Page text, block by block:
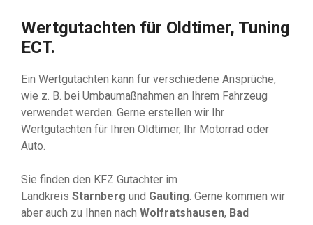
Wertgutachten für Oldtimer, Tuning
ECT.
Ein Wertgutachten kann für verschiedene Ansprüche,
wie z. B. bei Umbaumaßnahmen an Ihrem Fahrzeug
verwendet werden. Gerne erstellen wir Ihr
Wertgutachten für Ihren Oldtimer, Ihr Motorrad oder
Auto.
Sie finden den KFZ Gutachter im
Landkreis Starnberg und Gauting. Gerne kommen wir
aber auch zu Ihnen nach Wolfratshausen, Bad